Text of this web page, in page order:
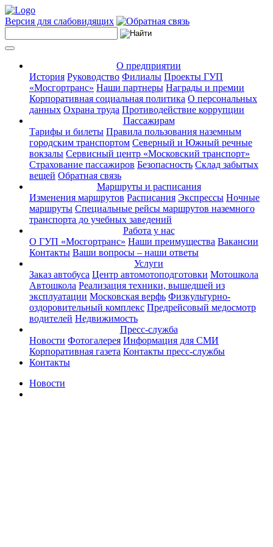
Версия для слабовидящих
О предприятии
История Руководство Филиалы Проекты ГУП
«Мосгортранс» Наши партнеры Награды и премии
Корпоративная социальная политика О персональных
данных Охрана труда Противодействие коррупции
Пассажирам
Тарифы и билеты Правила пользования наземным
городским транспортом Северный и Южный речные
вокзалы Сервисный центр «Московский транспорт»
Страхование пассажиров Безопасность Склад забытых
вещей Обратная связь
Маршруты и расписания
Изменения маршрутов Расписания Экспрессы Ночные
маршруты Специальные рейсы маршрутов наземного
транспорта до учебных заведений
Работа у нас
О ГУП «Мосгортранс» Наши преимущества Вакансии
Контакты Ваши вопросы – наши ответы
Услуги
Заказ автобуса Центр автомотоподготовки Мотошкола
Автошкола Реализация техники, вышедшей из
эксплуатации Московская верфь Физкультурно-
оздоровительный комплекс Предрейсовый медосмотр
водителей Недвижимость
Пресс-служба
Новости Фотогалерея Информация для СМИ
Корпоративная газета Контакты пресс-службы
Контакты
Новости